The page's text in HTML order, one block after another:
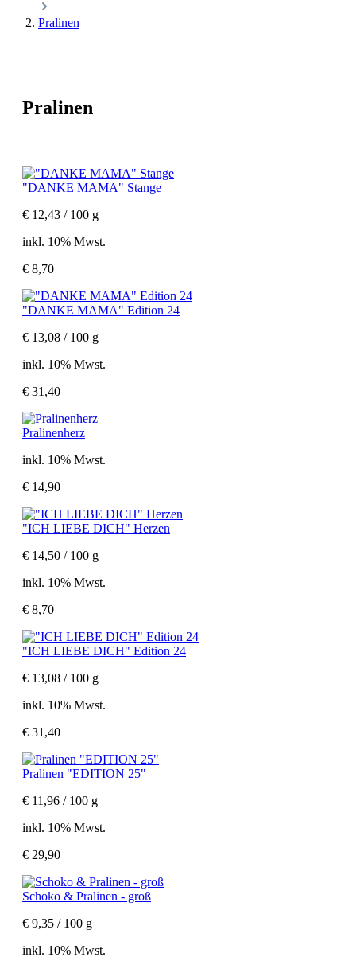
Pralinen
Pralinen
"DANKE MAMA" Stange
€ 12,43 / 100 g
inkl. 10% Mwst.
€ 8,70
"DANKE MAMA" Edition 24
€ 13,08 / 100 g
inkl. 10% Mwst.
€ 31,40
Pralinenherz
inkl. 10% Mwst.
€ 14,90
"ICH LIEBE DICH" Herzen
€ 14,50 / 100 g
inkl. 10% Mwst.
€ 8,70
"ICH LIEBE DICH" Edition 24
€ 13,08 / 100 g
inkl. 10% Mwst.
€ 31,40
Pralinen "EDITION 25"
€ 11,96 / 100 g
inkl. 10% Mwst.
€ 29,90
Schoko & Pralinen - groß
€ 9,35 / 100 g
inkl. 10% Mwst.